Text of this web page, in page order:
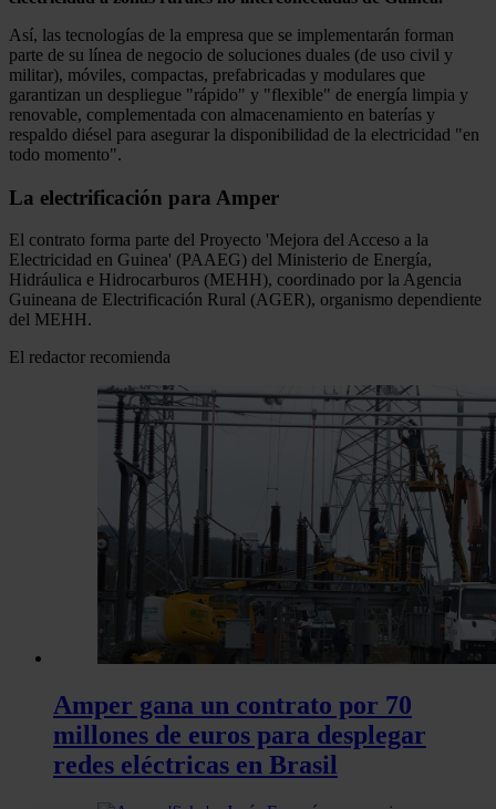
Así, las tecnologías de la empresa que se implementarán forman
parte de su línea de negocio de soluciones duales (de uso civil y
militar), móviles, compactas, prefabricadas y modulares que
garantizan un despliegue "rápido" y "flexible" de energía limpia y
renovable, complementada con almacenamiento en baterías y
respaldo diésel para asegurar la disponibilidad de la electricidad "en
todo momento".
La electrificación para Amper
El contrato forma parte del Proyecto 'Mejora del Acceso a la
Electricidad en Guinea' (PAAEG) del Ministerio de Energía,
Hidráulica e Hidrocarburos (MEHH), coordinado por la Agencia
Guineana de Electrificación Rural (AGER), organismo dependiente
del MEHH.
El redactor recomienda
Amper gana un contrato por 70
millones de euros para desplegar
redes eléctricas en Brasil